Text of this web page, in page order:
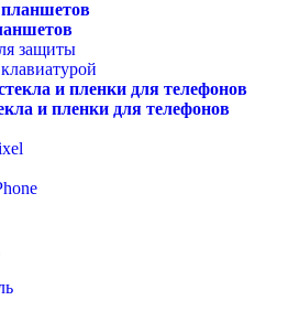
защиты
и пленки для телефонов